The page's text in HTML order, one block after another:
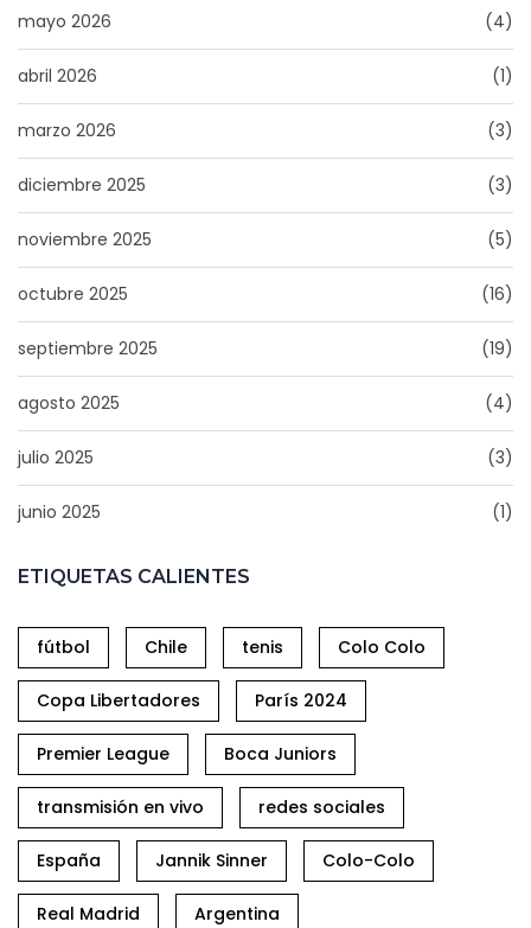
mayo 2026 (4)
abril 2026 (1)
marzo 2026 (3)
diciembre 2025 (3)
noviembre 2025 (5)
octubre 2025 (16)
septiembre 2025 (19)
agosto 2025 (4)
julio 2025 (3)
junio 2025 (1)
ETIQUETAS CALIENTES
fútbol Chile tenis Colo Colo
Copa Libertadores París 2024
Premier League Boca Juniors
transmisión en vivo redes sociales
España Jannik Sinner Colo-Colo
Real Madrid Argentina